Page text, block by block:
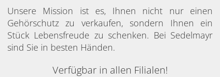
Unsere Mission ist es, Ihnen nicht nur einen
Gehörschutz zu verkaufen, sondern Ihnen ein
Stück Lebensfreude zu schenken. Bei Sedelmayr
sind Sie in besten Händen.
Verfügbar in allen Filialen!